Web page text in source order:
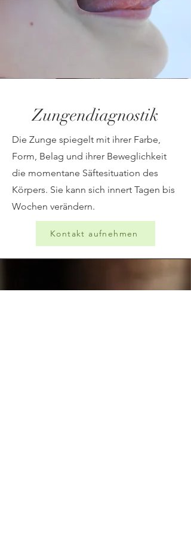
Zungendiagnostik
Die Zunge spiegelt mit ihrer Farbe,
Form, Belag und ihrer Beweglichkeit
die momentane Säftesituation des
Körpers. Sie kann sich innert Tagen bis
Wochen verändern.
Kontakt aufnehmen